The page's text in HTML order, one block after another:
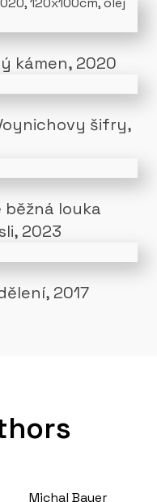
kámen, 2020
šifry,
běžná louka
2023
2017